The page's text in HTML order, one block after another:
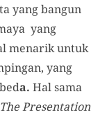
yang bangun
yang
menarik untuk
yang
a. Hal sama
The Presentation